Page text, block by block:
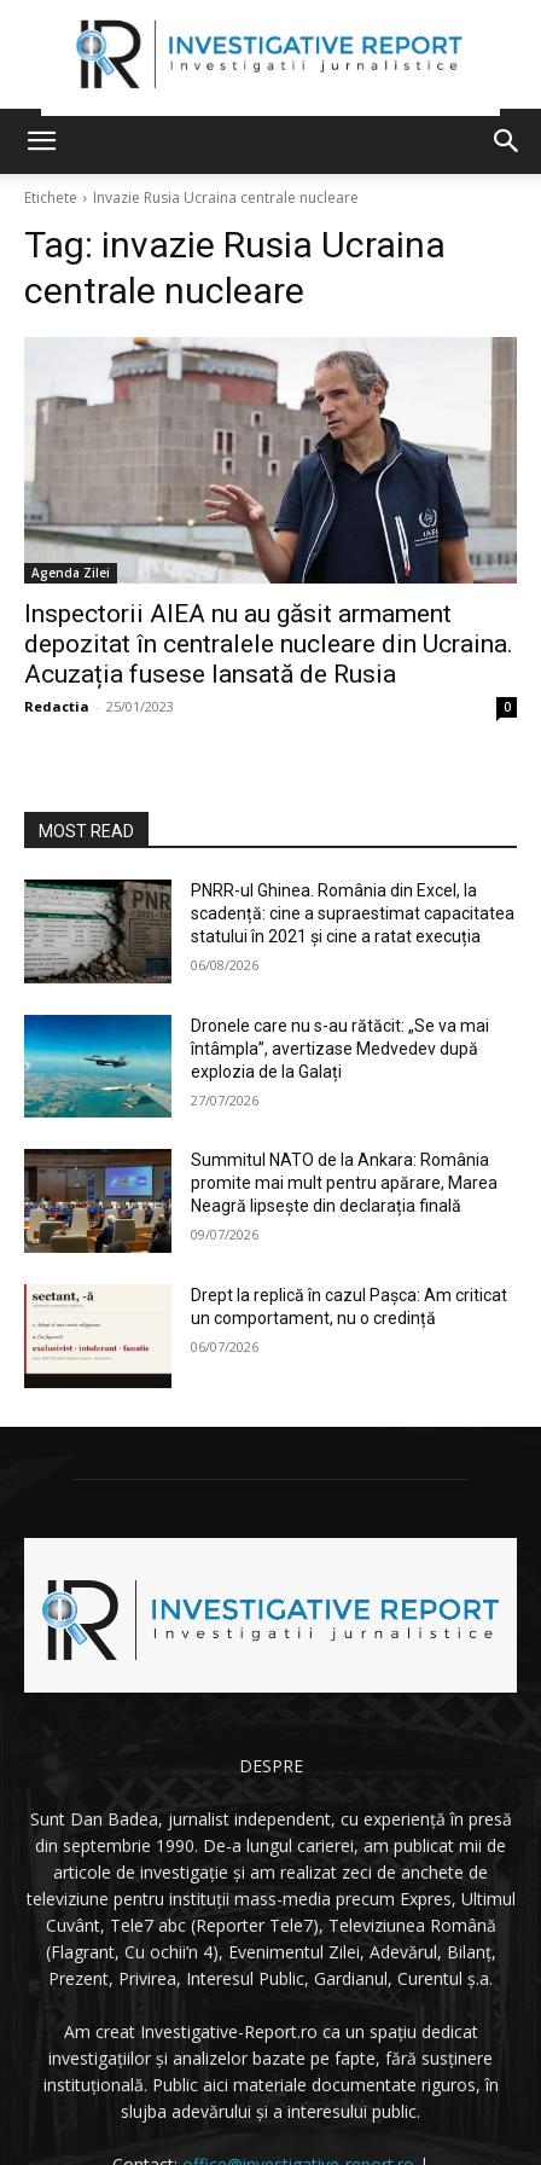
Etichete Invazie Rusia Ucraina centrale nucleare
Tag: invazie Rusia Ucraina
centrale nucleare
Agenda Zilei
Inspectorii AIEA nu au găsit armament
depozitat în centralele nucleare din Ucraina.
Acuzația fusese lansată de Rusia
Redactia - 25/01/2023 0
MOST READ
PNRR-ul Ghinea. România din Excel, la
scadență: cine a supraestimat capacitatea
statului în 2021 și cine a ratat execuția
06/08/2026
Dronele care nu s-au rătăcit: „Se va mai
întâmpla”, avertizase Medvedev după
explozia de la Galați
27/07/2026
Summitul NATO de la Ankara: România
promite mai mult pentru apărare, Marea
Neagră lipsește din declarația finală
09/07/2026
Drept la replică în cazul Pașca: Am criticat
un comportament, nu o credință
06/07/2026
DESPRE
Sunt Dan Badea, jurnalist independent, cu experiență în presă
din septembrie 1990. De-a lungul carierei, am publicat mii de
articole de investigație și am realizat zeci de anchete de
televiziune pentru instituții mass-media precum Expres, Ultimul
Cuvânt, Tele7 abc (Reporter Tele7), Televiziunea Română
(Flagrant, Cu ochii’n 4), Evenimentul Zilei, Adevărul, Bilanț,
Prezent, Privirea, Interesul Public, Gardianul, Curentul ș.a.
Am creat Investigative-Report.ro ca un spațiu dedicat
investigațiilor și analizelor bazate pe fapte, fără susținere
instituțională. Public aici materiale documentate riguros, în
slujba adevărului și a interesului public.